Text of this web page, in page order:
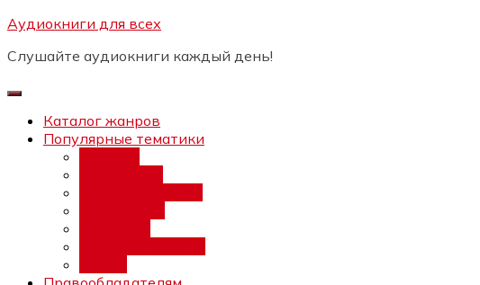
Перейти
содержимому
Аудиокниги для всех
Слушайте аудиокниги каждый день!
Каталог жанров
Популярные тематики